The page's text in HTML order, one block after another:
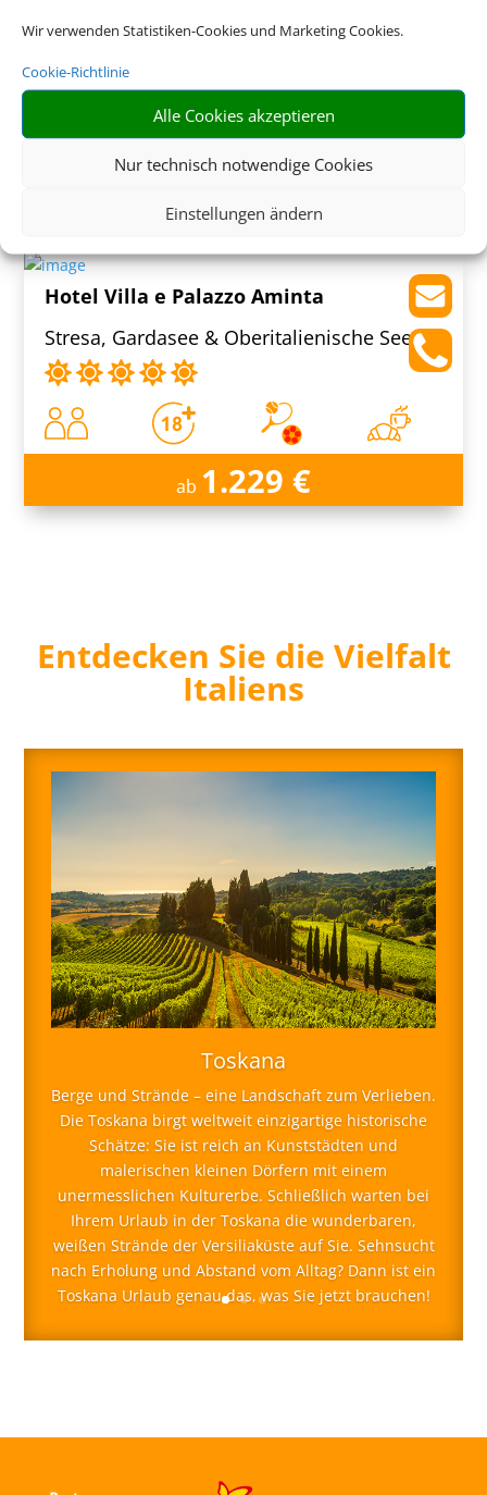
Wir verwenden Statistiken-Cookies und Marketing Cookies.
Cookie-Richtlinie
Alle Cookies akzeptieren
Nur technisch notwendige Cookies
Einstellungen ändern
Hotel Villa e Palazzo Aminta
Stresa, Gardasee & Oberitalienische Seen
ab 1.229 €
Entdecken Sie die Vielfalt
Italiens
Toskana
Berge und Strände – eine Landschaft zum Verlieben.
Die Toskana birgt weltweit einzigartige historische
Schätze: Sie ist reich an Kunststädten und
malerischen kleinen Dörfern mit einem
unermesslichen Kulturerbe. Schließlich warten bei
Ihrem Urlaub in der Toskana die wunderbaren,
weißen Strände der Versiliaküste auf Sie. Sehnsucht
nach Erholung und Abstand vom Alltag? Dann ist ein
Toskana Urlaub genau das, was Sie jetzt brauchen!